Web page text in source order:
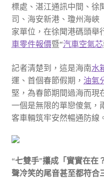
標處、湛江通訊中間、徐
司、海安新港、瓊州海峽
家單位，在徐聞港碼頭舉
車零件報價暨“汽車空氣芯
記者清楚到，這是海南水
運、首個春節假期， 油氣
堅，為春節期間過海而現
一個是無限的單戀傻氣，
客車輛筑牢安然暢通防線
“七雙手”攥成「實實在在
聲冷笑的尾音甚至都符合